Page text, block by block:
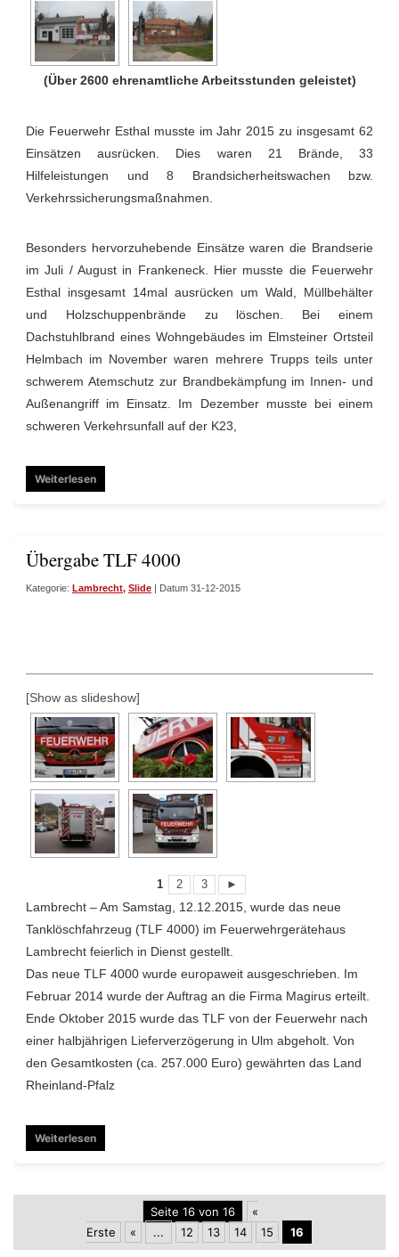
(Über 2600 ehrenamtliche Arbeitsstunden geleistet)
Die Feuerwehr Esthal musste im Jahr 2015 zu insgesamt 62
Einsätzen ausrücken. Dies waren 21 Brände, 33
Hilfeleistungen und 8 Brandsicherheitswachen bzw.
Verkehrssicherungsmaßnahmen.
Besonders hervorzuhebende Einsätze waren die Brandserie
im Juli / August in Frankeneck. Hier musste die Feuerwehr
Esthal insgesamt 14mal ausrücken um Wald, Müllbehälter
und Holzschuppenbrände zu löschen. Bei einem
Dachstuhlbrand eines Wohngebäudes im Elmsteiner Ortsteil
Helmbach im November waren mehrere Trupps teils unter
schwerem Atemschutz zur Brandbekämpfung im Innen- und
Außenangriff im Einsatz. Im Dezember musste bei einem
schweren Verkehrsunfall auf der K23,
Weiterlesen
Übergabe TLF 4000
Kategorie: Lambrecht, Slide | Datum 31-12-2015
[Show as slideshow]
1 2 3 ►
Lambrecht – Am Samstag, 12.12.2015, wurde das neue
Tanklöschfahrzeug (TLF 4000) im Feuerwehrgerätehaus
Lambrecht feierlich in Dienst gestellt.
Das neue TLF 4000 wurde europaweit ausgeschrieben. Im
Februar 2014 wurde der Auftrag an die Firma Magirus erteilt.
Ende Oktober 2015 wurde das TLF von der Feuerwehr nach
einer halbjährigen Lieferverzögerung in Ulm abgeholt. Von
den Gesamtkosten (ca. 257.000 Euro) gewährten das Land
Rheinland-Pfalz
Weiterlesen
Seite 16 von 16
«
Erste
« ... 12 13 14 15 16